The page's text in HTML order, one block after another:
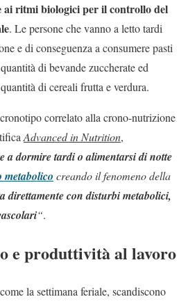
ai ritmi biologici per il controllo del
. Le persone che vanno a letto tardi
e di conseguenza a consumere pasti
di bevande zuccherate ed
di cereali frutta e verdura.
correlato alla crono-nutrizione
Advanced in Nutrition,
a dormire tardi o alimentarsi di notte
creando il fenomeno della
direttamente con disturbi metabolici,
“.
e produttività al lavoro
la settimana feriale, scandiscono